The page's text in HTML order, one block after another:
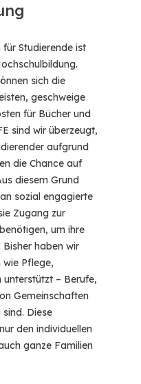
Studierende ist
sich die
geschweige
für Bücher und
sind wir überzeugt,
aufgrund
die Chance auf
diesem Grund
sozial engagierte
Zugang zur
um ihre
Bisher haben wir
wie Pflege,
unterstützt – Berufe,
Gemeinschaften
Diese
den individuellen
ganze Familien